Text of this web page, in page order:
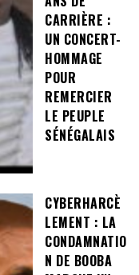
CARRIÈRE :
UN CONCERT-
HOMMAGE
POUR
REMERCIER
LE PEUPLE
SÉNÉGALAIS
CYBERHARCÈ
LEMENT : LA
CONDAMNATIO
N DE BOOBA